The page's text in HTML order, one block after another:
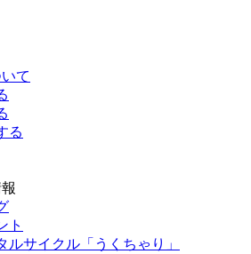
て
る
ト
ルサイクル「うくちゃり」